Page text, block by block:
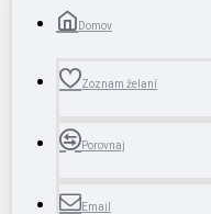
Domov
Zoznam želaní
Porovnaj
Email